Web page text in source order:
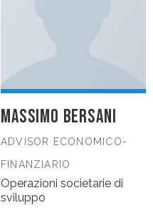
MASSIMO BERSANI
ADVISOR ECONOMICO-
FINANZIARIO
Operazioni societarie di
sviluppo